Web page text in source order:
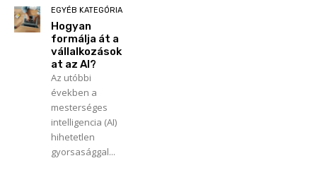
EGYÉB KATEGÓRIA
Hogyan
formálja át a
vállalkozások
at az AI?
Az utóbbi
években a
mesterséges
intelligencia (AI)
hihetetlen
gyorsasággal...